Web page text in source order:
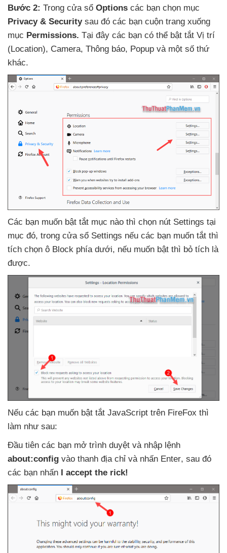
Bước 2: Trong cửa sổ Options các bạn chọn mục
Privacy & Security sau đó các bạn cuộn trang xuống
mục Permissions. Tại đây các bạn có thể bật tắt Vị trí
(Location), Camera, Thông báo, Popup và một số thứ
khác.
Các bạn muốn bật tắt mục nào thì chọn nút Settings tại
mục đó, trong cửa sổ Settings nếu các bạn muốn tắt thì
tích chọn ô Block phía dưới, nếu muốn bật thì bỏ tích là
được.
Nếu các bạn muốn bật tắt JavaScript trên FireFox thì
làm như sau:
Đầu tiên các bạn mở trình duyệt và nhập lệnh
about:config vào thanh địa chỉ và nhấn Enter, sau đó
các bạn nhấn
I accept the rick!